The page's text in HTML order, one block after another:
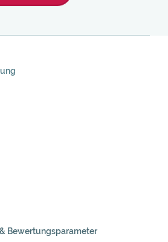
Bewertungsparameter